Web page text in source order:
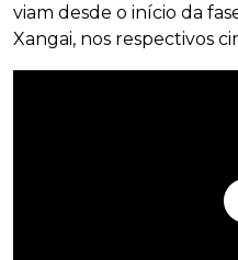
viam desde o início da
Xangai, nos respectivos